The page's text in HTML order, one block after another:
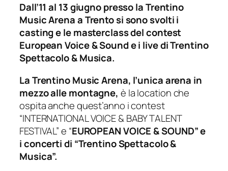
Dall’11 al 13 giugno presso la Trentino
Music Arena a Trento si sono svolti i
casting e le masterclass del contest
European Voice & Sound e i live di Trentino
Spettacolo & Musica.
La Trentino Music Arena, l’unica arena in
mezzo alle montagne, è la location che
ospita anche quest’anno i contest
“INTERNATIONAL VOICE & BABY TALENT
FESTIVAL” e “EUROPEAN VOICE & SOUND” e
i concerti di “Trentino Spettacolo &
Musica”.